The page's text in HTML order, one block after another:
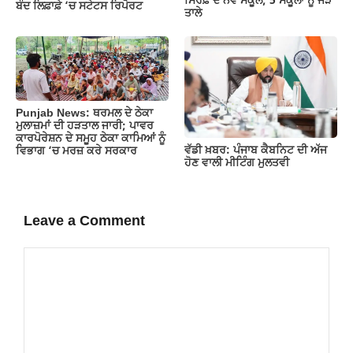
ਬੰਦ ਲਿਫ਼ਾਫ਼ੇ ‘ਚ ਸਟੇਟਸ ਰਿਪੋਰਟ
ਤਾਲੇ
Punjab News: ਥਰਮਲ ਦੇ ਠੇਕਾ
ਮੁਲਾਜ਼ਮਾਂ ਦੀ ਹੜਤਾਲ ਜਾਰੀ; ਪਾਵਰ
ਕਾਰਪੋਰੇਸ਼ਨ ਦੇ ਸਮੂਹ ਠੇਕਾ ਕਾਮਿਆਂ ਨੂੰ
ਵਿਭਾਗ ‘ਚ ਮਰਜ਼ ਕਰੇ ਸਰਕਾਰ
ਵੱਡੀ ਖ਼ਬਰ: ਪੰਜਾਬ ਕੈਬਨਿਟ ਦੀ ਅੱਜ
ਹੋਣ ਵਾਲੀ ਮੀਟਿੰਗ ਮੁਲਤਵੀ
Leave a Comment